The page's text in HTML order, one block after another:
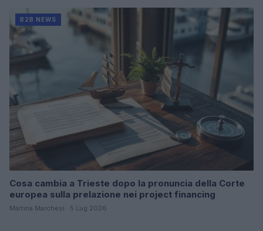
B2B NEWS
Cosa cambia a Trieste dopo la pronuncia della Corte
europea sulla prelazione nei project financing
Martina Marchesi · 5 Lug 2026